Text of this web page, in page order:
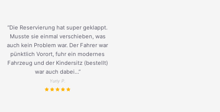
“Die Reservierung hat super geklappt.
Musste sie einmal verschieben, was
auch kein Problem war. Der Fahrer war
pünktlich Vorort, fuhr ein modernes
Fahrzeug und der Kindersitz (bestellt)
war auch dabei...”
Yuriy P.